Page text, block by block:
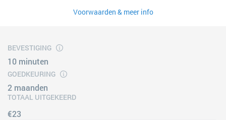
Voorwaarden & meer info
BEVESTIGING
10 minuten
GOEDKEURING
2 maanden
TOTAAL UITGEKEERD
€23